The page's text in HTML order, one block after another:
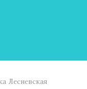
Лесневская